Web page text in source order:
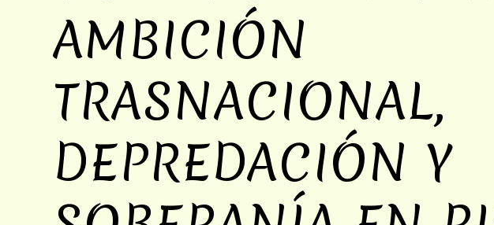
AMBICIÓN
TRASNACIONAL,
DEPREDACIÓN Y